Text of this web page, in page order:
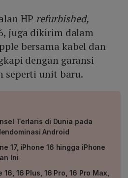
HP refurbished,
juga dikirim dalam
bersama kabel dan
dengan garansi
seperti unit baru.
Terlaris di Dunia pada
Android
17, iPhone 16 hingga iPhone
Ini
16 Plus, 16 Pro, 16 Pro Max,